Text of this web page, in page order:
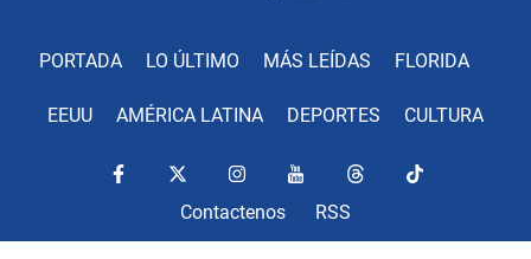
PORTADA LO ÚLTIMO MÁS LEÍDAS FLORIDA
EEUU AMÉRICA LATINA DEPORTES CULTURA
Contactenos RSS